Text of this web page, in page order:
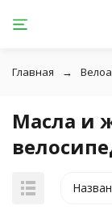
Главная
Масла и